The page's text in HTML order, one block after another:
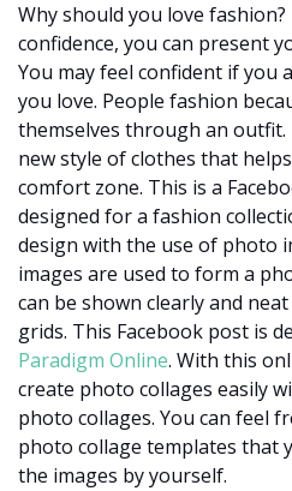
Why should you love
confidence, you can present
You may feel confident if
you love. People fashion
themselves through an outfit.
new style of clothes that
comfort zone. This is a
designed for a fashion
design with the use of photo
images are used to form a
can be shown clearly and
grids. This Facebook post is
Paradigm Online. With this
create photo collages easily
photo collages. You can feel
photo collage templates that
the images by yourself.